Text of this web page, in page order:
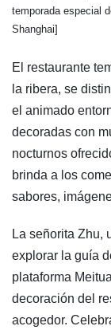
temporada especial
Shanghai]
El restaurante
la ribera, se
el animado
decoradas con
nocturnos
brinda a los
sabores,
La señorita Zhu,
explorar la guía
plataforma
decoración del
acogedor.